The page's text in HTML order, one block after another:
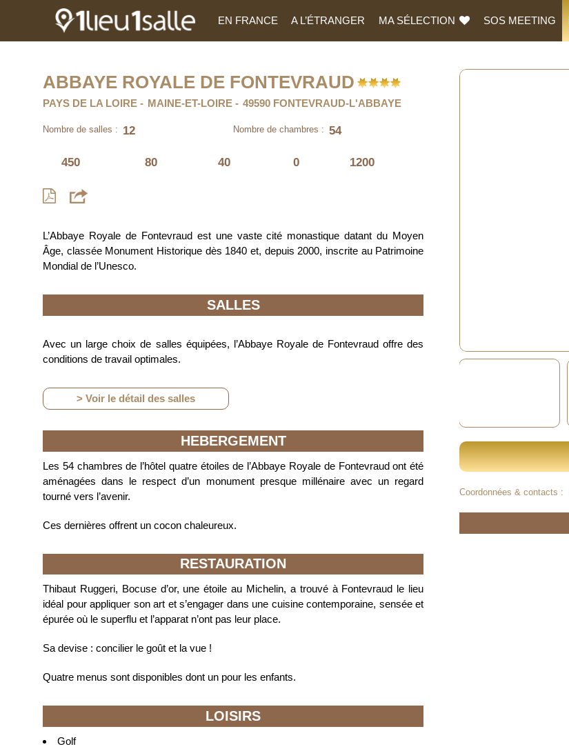
EN FRANCE A L’ÉTRANGER MA SÉLECTION SOS MEETING
ABBAYE ROYALE DE FONTEVRAUD
PAYS DE LA LOIRE MAINE-ET-LOIRE 49590 FONTEVRAUD-L'ABBAYE
Nombre de salles : 12 Nombre de chambres : 54
450 80 40 0 1200
L’Abbaye Royale de Fontevraud est une vaste cité monastique datant du Moyen
Âge, classée Monument Historique dès 1840 et, depuis 2000, inscrite au Patrimoine
Mondial de l’Unesco.
SALLES
Avec un large choix de salles équipées, l’Abbaye Royale de Fontevraud offre des
conditions de travail optimales.
> Voir le détail des salles
HEBERGEMENT
Les 54 chambres de l’hôtel quatre étoiles de l’Abbaye Royale de Fontevraud ont été
aménagées dans le respect d’un monument presque millénaire avec un regard
tourné vers l’avenir.
Ces dernières offrent un cocon chaleureux.
RESTAURATION
Thibaut Ruggeri, Bocuse d’or, une étoile au Michelin, a trouvé à Fontevraud le lieu
idéal pour appliquer son art et s’engager dans une cuisine contemporaine, sensée et
épurée où le superflu et l’apparat n’ont pas leur place.
Sa devise : concilier le goût et la vue !
Quatre menus sont disponibles dont un pour les enfants.
LOISIRS
Golf
Coordonnées & contacts :